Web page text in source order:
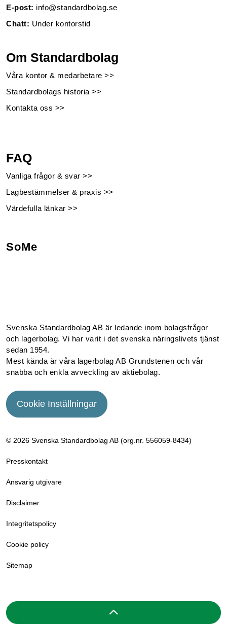
E-post: info@standardbolag.se
Chatt: Under kontorstid
Om Standardbolag
Våra kontor & medarbetare >>
Standardbolags historia >>
Kontakta oss >>
FAQ
Vanliga frågor & svar >>
Lagbestämmelser & praxis >>
Värdefulla länkar >>
SoMe
Svenska Standardbolag AB är ledande inom bolagsfrågor
och lagerbolag. Vi har varit i det svenska näringslivets tjänst
sedan 1954.
Mest kända är våra lagerbolag AB Grundstenen och vår
snabba och enkla avveckling av aktiebolag.
Cookie Inställningar
© 2026 Svenska Standardbolag AB (org.nr. 556059­-8434)
Presskontakt
Ansvarig utgivare
Disclaimer
Integritetspolicy
Cookie policy
Sitemap